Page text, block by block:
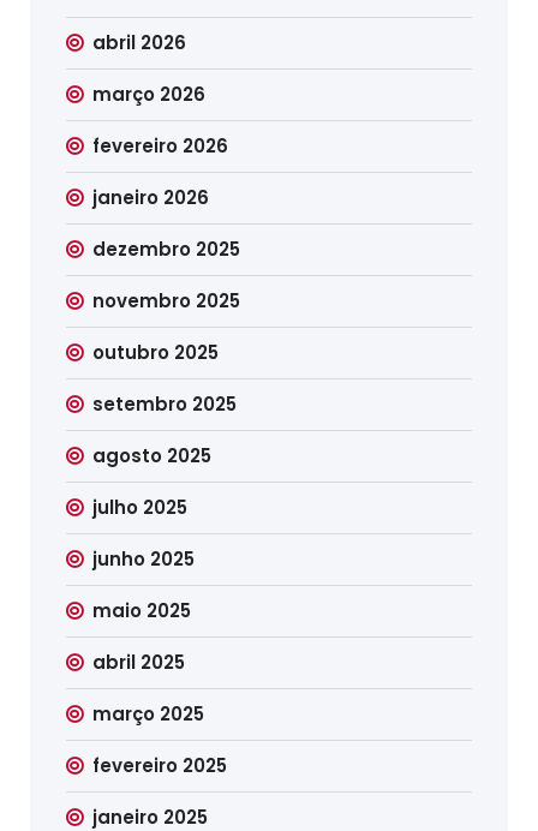
abril 2026
março 2026
fevereiro 2026
janeiro 2026
dezembro 2025
novembro 2025
outubro 2025
setembro 2025
agosto 2025
julho 2025
junho 2025
maio 2025
abril 2025
março 2025
fevereiro 2025
janeiro 2025